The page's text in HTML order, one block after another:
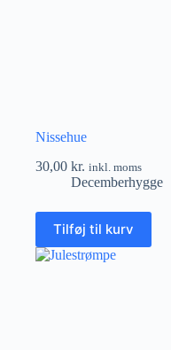
Nissehue
30,00 kr. inkl. moms
Decemberhygge
Tilføj til kurv